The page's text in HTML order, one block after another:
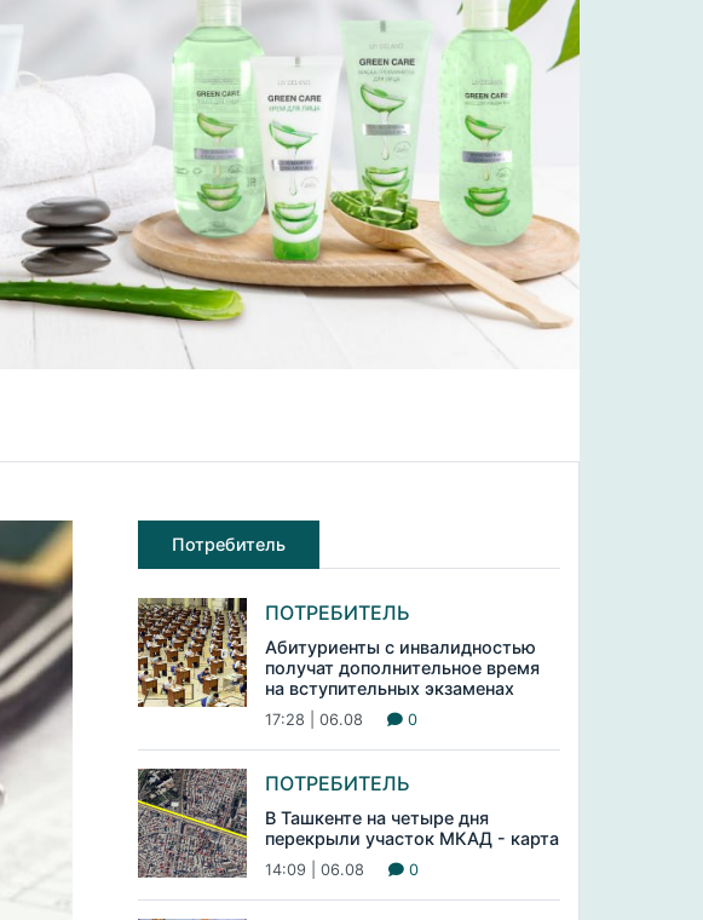
Потребитель
ПОТРЕБИТЕЛЬ
Абитуриенты с инвалидностью
получат дополнительное время
на вступительных экзаменах
17:28 | 06.08 0
ПОТРЕБИТЕЛЬ
В Ташкенте на четыре дня
перекрыли участок МКАД - карта
14:09 | 06.08 0